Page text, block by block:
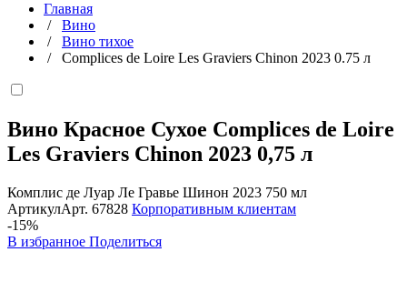
Главная
/ Вино
/ Вино тихое
/ Complices de Loire Les Graviers Chinon 2023 0.75 л
Вино Красное Сухое Complices de Loire
Les Graviers Chinon 2023 0,75 л
Комплис де Луар Ле Гравье Шинон 2023 750 мл
АртикулАрт. 67828 Корпоративным клиентам
-15%
В избранное Поделиться